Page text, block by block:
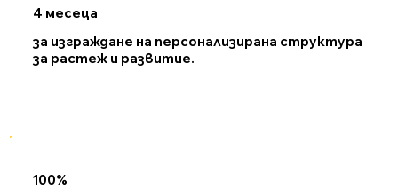
4 месеца
за изграждане на персонализирана структура
за растеж и развитие.
100%